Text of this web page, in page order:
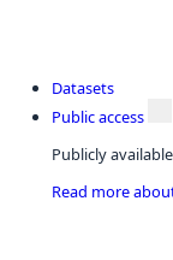
Datasets
Public access
Publicly
Read more